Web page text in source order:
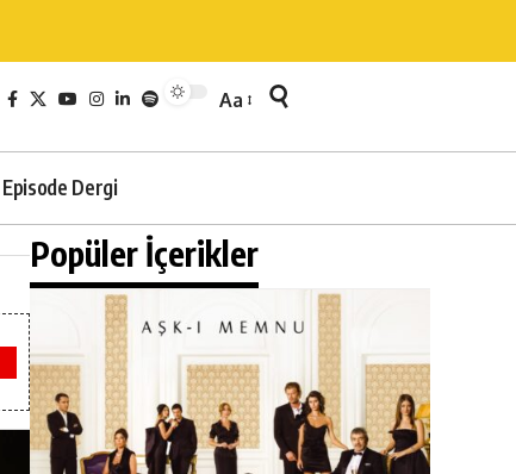
Aa
Episode Dergi
Popüler İçerikler